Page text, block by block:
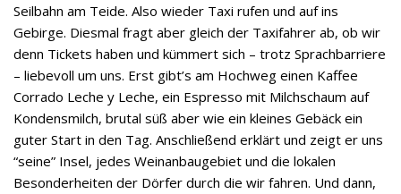
Seilbahn am Teide. Also wieder Taxi rufen und auf ins
Gebirge. Diesmal fragt aber gleich der Taxifahrer ab, ob wir
denn Tickets haben und kümmert sich – trotz Sprachbarriere
– liebevoll um uns. Erst gibt’s am Hochweg einen Kaffee
Corrado Leche y Leche, ein Espresso mit Milchschaum auf
Kondensmilch, brutal süß aber wie ein kleines Gebäck ein
guter Start in den Tag. Anschließend erklärt und zeigt er uns
“seine” Insel, jedes Weinanbaugebiet und die lokalen
Besonderheiten der Dörfer durch die wir fahren. Und dann,